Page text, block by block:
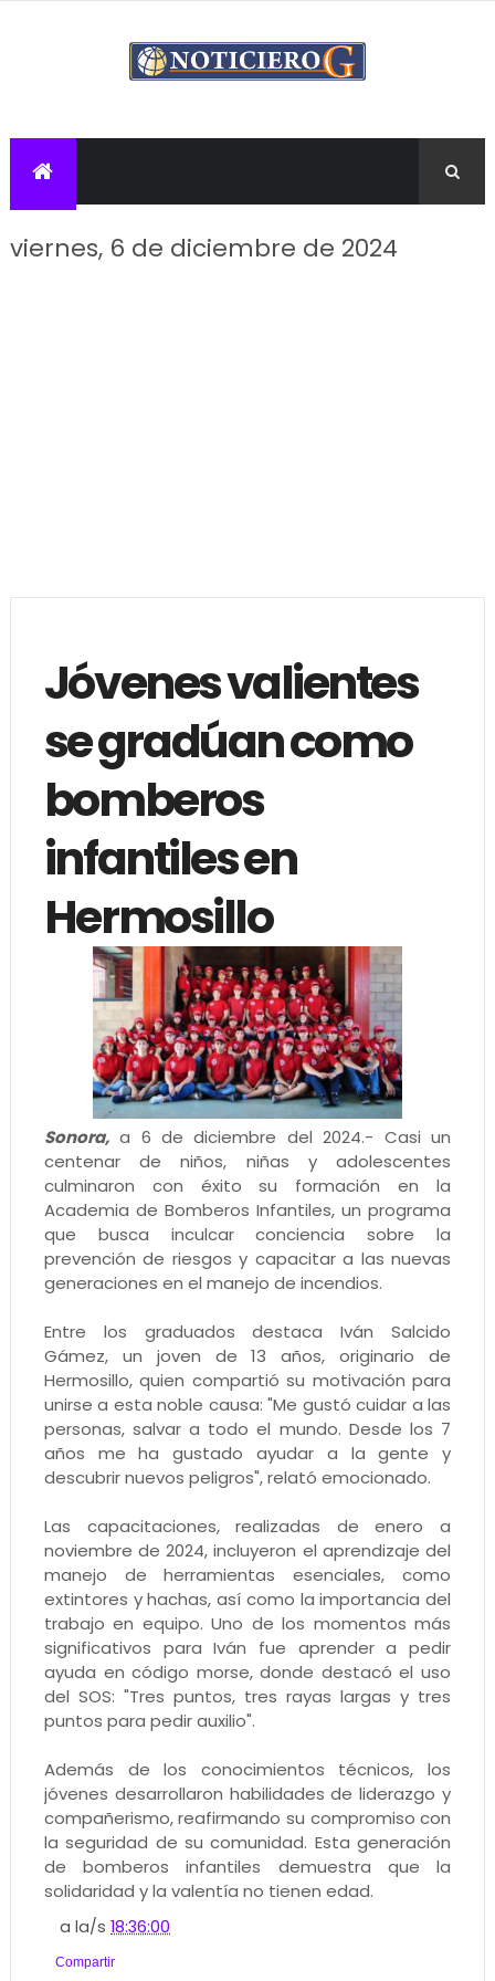
viernes, 6 de diciembre de 2024
Jóvenes valientes
se gradúan como
bomberos
infantiles en
Hermosillo
Sonora,a 6 de diciembre del 2024.- Casi un
centenar de niños, niñas y adolescentes
culminaron con éxito su formación en la
Academia de Bomberos Infantiles, un programa
que busca inculcar conciencia sobre la
prevención de riesgos y capacitar a las nuevas
generaciones en el manejo de incendios.
Entre los graduados destaca Iván Salcido
Gámez, un joven de 13 años, originario de
Hermosillo, quien compartió su motivación para
unirse a esta noble causa: "Me gustó cuidar a las
personas, salvar a todo el mundo. Desde los 7
años me ha gustado ayudar a la gente y
descubrir nuevos peligros", relató emocionado.
Las capacitaciones, realizadas de enero a
noviembre de 2024, incluyeron el aprendizaje del
manejo de herramientas esenciales, como
extintores y hachas, así como la importancia del
trabajo en equipo. Uno de los momentos más
significativos para Iván fue aprender a pedir
ayuda en código morse, donde destacó el uso
del SOS: "Tres puntos, tres rayas largas y tres
puntos para pedir auxilio".
Además de los conocimientos técnicos, los
jóvenes desarrollaron habilidades de liderazgo y
compañerismo, reafirmando su compromiso con
la seguridad de su comunidad. Esta generación
de bomberos infantiles demuestra que la
solidaridad y la valentía no tienen edad.
a la/s18:36:00
Compartir